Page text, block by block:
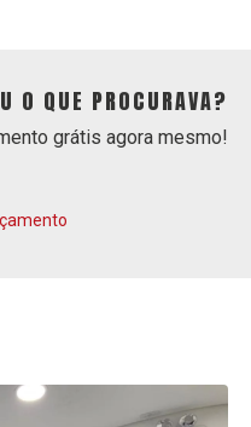
O QUE PROCURAVA?
grátis agora mesmo!